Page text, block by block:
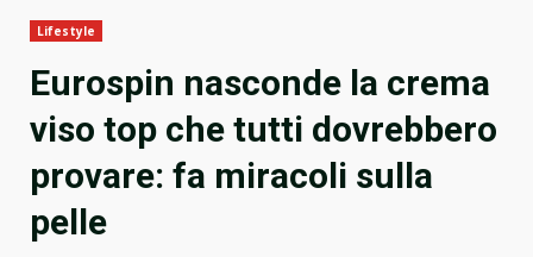
Lifestyle
Eurospin nasconde la crema
viso top che tutti dovrebbero
provare: fa miracoli sulla
pelle